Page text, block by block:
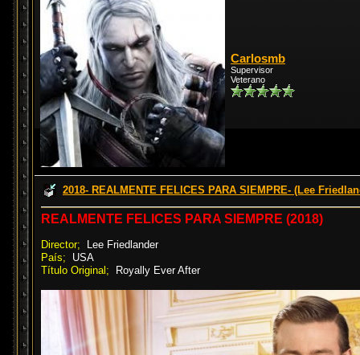
Carlosmb
Supervisor
Veterano
2018- REALMENTE FELICES PARA SIEMPRE- (Lee
REALMENTE FELICES PARA SIEMPRE (2018)
Director; Lee Friedlander
País; USA
Título Original; Royally Ever After